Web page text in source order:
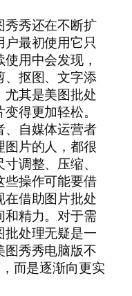
秀秀还在不断扩
最初使用它只
用中会发现，
抠图、文字添
其是美图批处
得更加轻松。
、自媒体运营者
片的人，都很
调整、压缩、
些操作可能要借
借助图片批处
精力。对于需
处理无疑是一
秀秀电脑版不
而是逐渐向更实